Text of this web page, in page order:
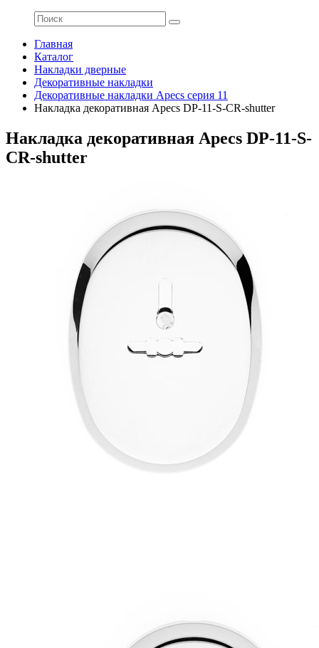
Главная
Каталог
Накладки дверные
Декоративные накладки
Декоративные накладки Apecs серия 11
Накладка декоративная Apecs DP-11-S-CR-shutter
Накладка декоративная Apecs DP-11-S-
CR-shutter